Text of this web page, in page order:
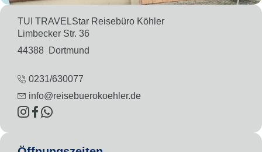
TUI TRAVELStar Reisebüro Köhler
Limbecker Str. 36
44388 Dortmund
0231/630077
info@reisebuerokoehler.de